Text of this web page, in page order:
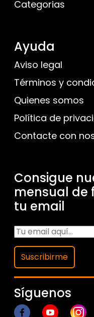
Categorias
Ayuda
Aviso legal
Términos y
Quienes somos
Política de
Contacte con
Consigue
mensual de
tu email
Suscribirme
Síguenos